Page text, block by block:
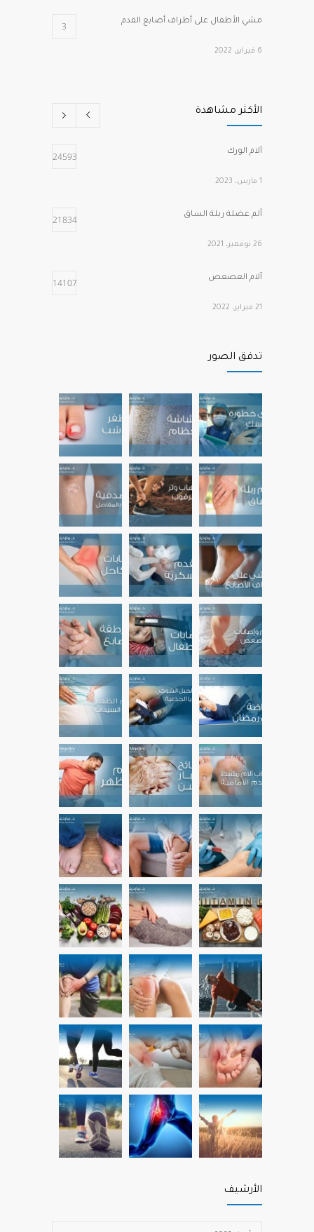
مشي الأطفال على أطراف أصابع القدم 3
6 فبراير، 2022
1 مارس، 2022
الصدفية وآلام المفاصل 2
2 فبراير، 2022
الأكثر مشاهدة
آلام الورك 24593
1 مارس، 2023
ألم عضلة ربلة الساق 21834
26 نوفمبر، 2021
آلام العصعص 14107
21 فبراير، 2022
عند التقدم في العمر
آلام مشط القدم الأمامية 12191
22 يوليو، 2022
تدفق الصور
الأرشيف